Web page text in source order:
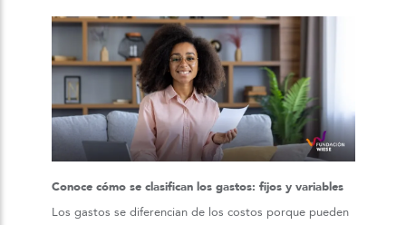
Conoce cómo se clasifican los gastos: fijos y variables
Los gastos se diferencian de los costos porque pueden